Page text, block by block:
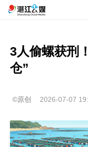
3人偷螺获刑
仓”
©原创 2026-07-07